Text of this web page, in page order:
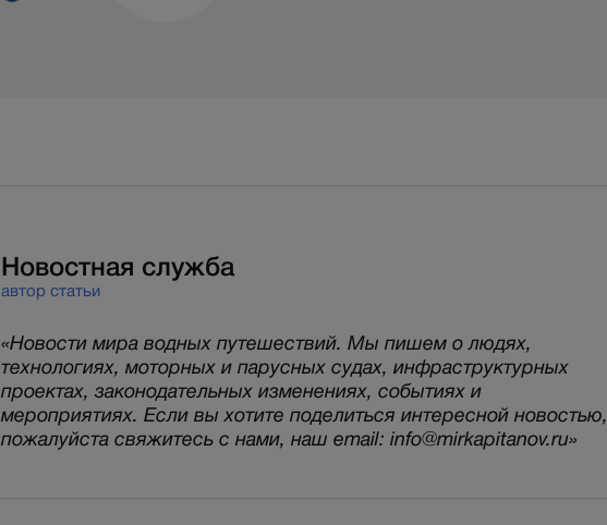
Новостная служба
автор статьи
«Новости мира водных путешествий. Мы пишем о людях,
технологиях, моторных и парусных судах, инфраструктурных
проектах, законодательных изменениях, событиях и
мероприятиях. Если вы хотите поделиться интересной новостью,
пожалуйста свяжитесь с нами, наш email: info@mirkapitanov.ru»